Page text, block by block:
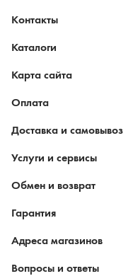
Контакты
Каталоги
Карта сайта
Оплата
Доставка и самовывоз
Услуги и сервисы
Обмен и возврат
Гарантия
Адреса магазинов
Вопросы и ответы